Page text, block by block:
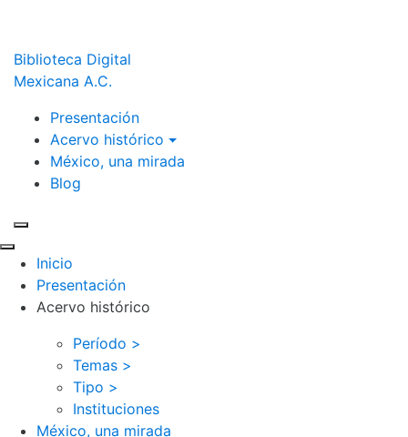
Biblioteca Digital
Mexicana A.C.
Presentación
Acervo histórico
México, una mirada
Blog
Inicio
Presentación
Acervo histórico
Período >
Temas >
Tipo >
Instituciones
México, una mirada